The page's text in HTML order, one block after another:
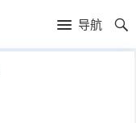
导航